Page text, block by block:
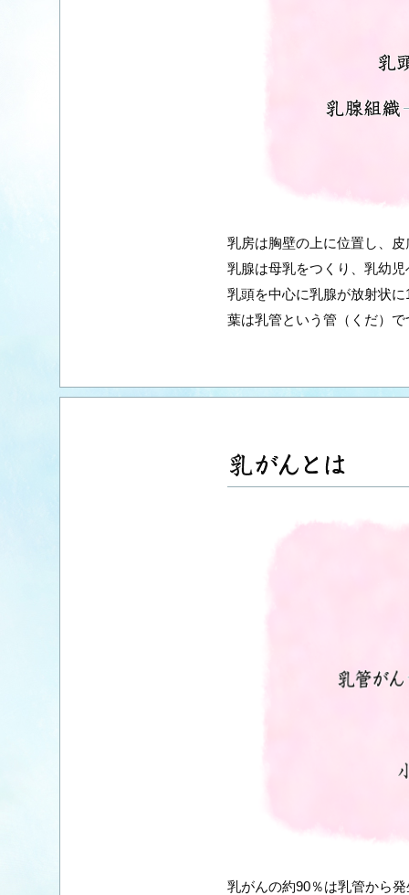
乳房は胸壁の上に位置し、
乳腺は母乳をつくり、乳幼
乳頭を中心に乳腺が放射状
葉は乳管という管（くだ）
乳がんの約90％は乳管から